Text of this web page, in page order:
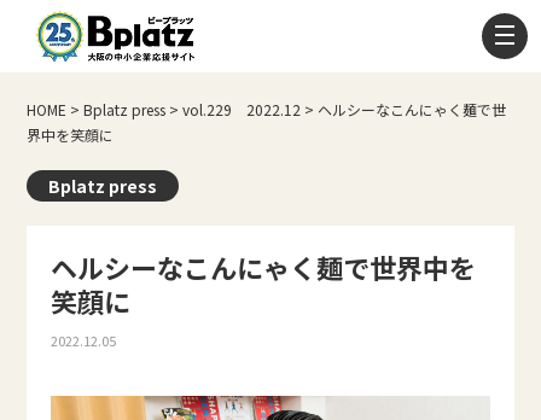
HOME >Bplatz press >vol.229 2022.12 > ヘルシーなこんにゃく麺で世
界中を笑顔に
Bplatz press
ヘルシーなこんにゃく麺で世界中を
笑顔に
2022.12.05